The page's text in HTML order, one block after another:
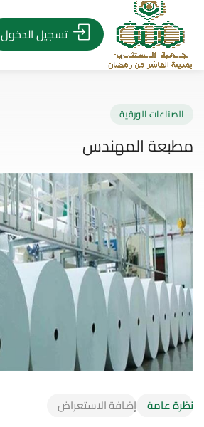
تسجيل الدخول
الورقية
المهندس
نظرة عامة إضافة الاستعراض